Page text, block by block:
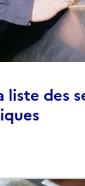
liste des